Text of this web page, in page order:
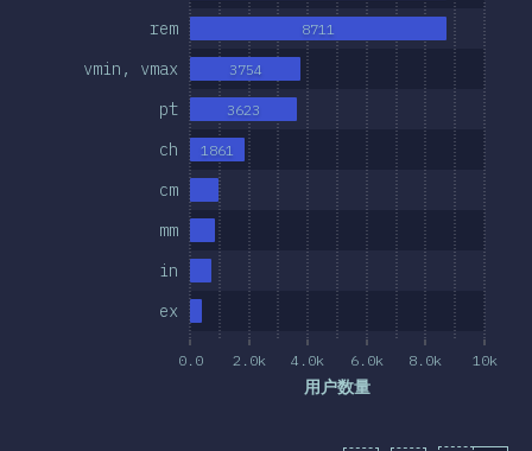
0.0 2.0k 4.0k 6.0k 8.0k 10k
用户数量
ex
in
mm
cm
ch
pt
vmin, vmax
rem
1861
3623
3754
8711